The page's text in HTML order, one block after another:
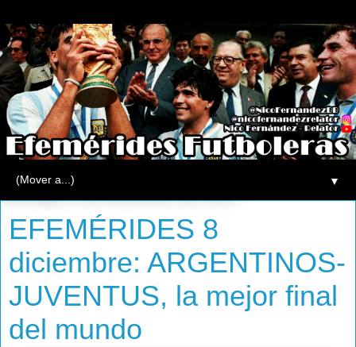
▼
domingo, 8 de diciembre de 2013
EFEMÉRIDES 8
diciembre: ARGENTINOS-
JUVENTUS, la mejor final
del mundo